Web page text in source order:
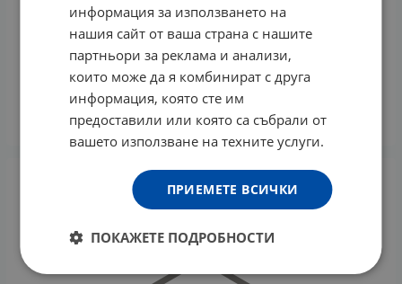
БОШ ПАСАТОР модел MSM4W421
71.07 € 139.00 лв.
КУПИ
информация за използването на
нашия сайт от ваша страна с нашите
партньори за реклама и анализи,
които може да я комбинират с друга
информация, която сте им
предоставили или която са събрали от
вашето използване на техните услуги.
ПРИЕМЕТЕ ВСИЧКИ
ПОКАЖЕТЕ ПОДРОБНОСТИ